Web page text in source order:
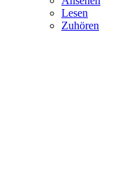
Lesen
Zuhören